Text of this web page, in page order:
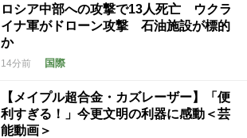
ロシア中部への攻撃で13人死亡 ウクラ
イナ軍がドローン攻撃 石油施設が標的
か
14分前 国際
【メイプル超合金・カズレーザー】「便
利すぎる！」今更文明の利器に感動＜芸
能動画＞